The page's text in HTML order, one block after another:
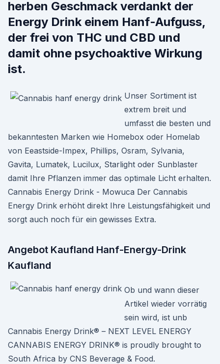
herben Geschmack verdankt der
Energy Drink einem Hanf-Aufguss,
der frei von THC und CBD und
damit ohne psychoaktive Wirkung
ist.
Unser Sortiment ist
extrem breit und
umfasst die besten und
bekanntesten Marken wie Homebox oder Homelab
von Eeastside-Impex, Phillips, Osram, Sylvania,
Gavita, Lumatek, Lucilux, Starlight oder Sunblaster
damit Ihre Pflanzen immer das optimale Licht erhalten.
Cannabis Energy Drink - Mowuca Der Cannabis
Energy Drink erhöht direkt Ihre Leistungsfähigkeit und
sorgt auch noch für ein gewisses Extra.
Angebot Kaufland Hanf-Energy-Drink
Kaufland
Ob und wann dieser
Artikel wieder vorrätig
sein wird, ist unb
Cannabis Energy Drink® – NEXT LEVEL ENERGY
CANNABIS ENERGY DRINK® is proudly brought to
South Africa by CNS Beverage & Food.